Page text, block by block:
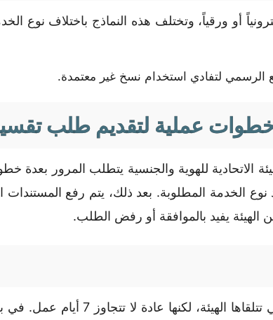
أو ورقياً، وتختلف هذه النماذج باختلاف
الرسمي لتفادي استخدام نسخ غير معتمدة.
عملية لتقديم طلب
الاتحادية للهوية والجنسية يتطلب المرور بعدة
نوع الخدمة المطلوبة. بعد ذلك، يتم رفع
الهيئة يفيد بالموافقة أو رفض الطلب.
الهيئة، لكنها عادة لا تتجاوز 7 أيام عمل . في